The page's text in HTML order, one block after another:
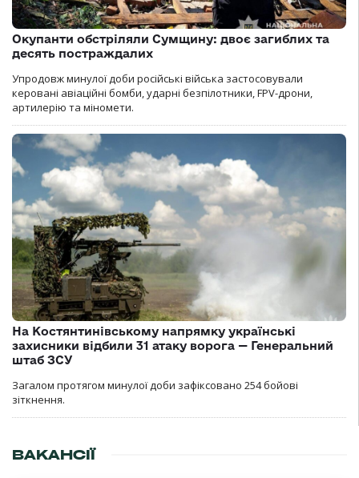
Окупанти обстріляли Сумщину: двоє загиблих та
десять постраждалих
Упродовж минулої доби російські війська застосовували
керовані авіаційні бомби, ударні безпілотники, FPV-дрони,
артилерію та міномети.
На Костянтинівському напрямку українські
захисники відбили 31 атаку ворога — Генеральний
штаб ЗСУ
Загалом протягом минулої доби зафіксовано 254 бойові
зіткнення.
ВАКАНСІЇ